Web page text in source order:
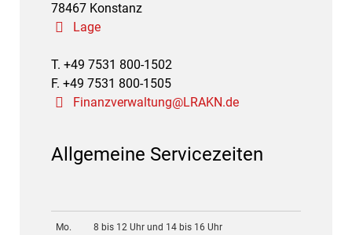
78467 Konstanz
Lage
T. +49 7531 800-1502
F. +49 7531 800-1505
Finanzverwaltung@LRAKN.de
Allgemeine Servicezeiten
Mo. 8 bis 12 Uhr und 14 bis 16 Uhr